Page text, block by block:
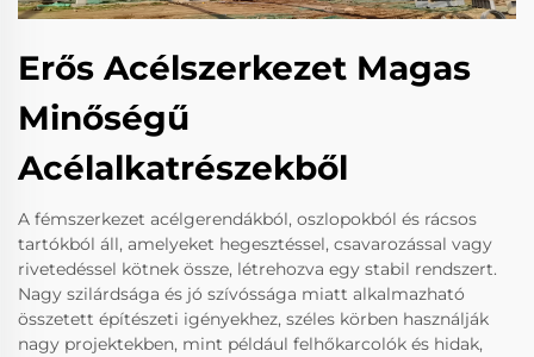
Erős Acélszerkezet Magas
Minőségű
Acélalkatrészekből
A fémszerkezet acélgerendákból, oszlopokból és rácsos
tartókból áll, amelyeket hegesztéssel, csavarozással vagy
rivetedéssel kötnek össze, létrehozva egy stabil rendszert.
Nagy szilárdsága és jó szívóssága miatt alkalmazható
összetett építészeti igényekhez, széles körben használják
nagy projektekben, mint például felhőkarcolók és hidak,